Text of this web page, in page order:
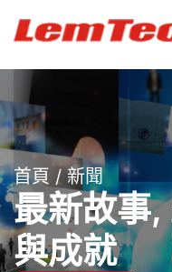
首頁 / 新聞
最新故事,
與成就